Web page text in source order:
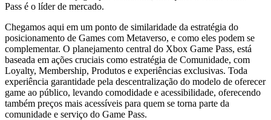
Pass é o líder de mercado.
Chegamos aqui em um ponto de similaridade da estratégia do
posicionamento de Games com Metaverso, e como eles podem se
complementar. O planejamento central do Xbox Game Pass, está
baseada em ações cruciais como estratégia de Comunidade, com
Loyalty, Membership, Produtos e experiências exclusivas. Toda
experiência garantidade pela descentralização do modelo de oferecer
game ao público, levando comodidade e acessibilidade, oferecendo
também preços mais acessíveis para quem se torna parte da
comunidade e serviço do Game Pass.